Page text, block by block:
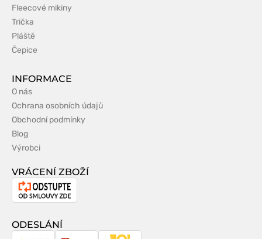
Fleecové mikiny
Trička
Pláště
Čepice
INFORMACE
O nás
Ochrana osobních údajů
Obchodní podmínky
Blog
Výrobci
VRÁCENÍ ZBOŽÍ
Odstoupení
smlouvy
ODESLÁNÍ